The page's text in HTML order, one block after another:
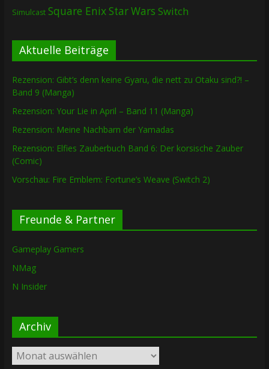
Simulcast Square EnixStar Wars Switch
Aktuelle Beiträge
Rezension: Gibt’s denn keine Gyaru, die nett zu Otaku sind?! –
Band 9 (Manga)
Rezension: Your Lie in April – Band 11 (Manga)
Rezension: Meine Nachbarn der Yamadas
Rezension: Elfies Zauberbuch Band 6: Der korsische Zauber
(Comic)
Vorschau: Fire Emblem: Fortune’s Weave (Switch 2)
Freunde & Partner
Gameplay Gamers
NMag
N Insider
Archiv
Archiv